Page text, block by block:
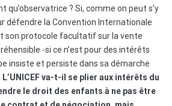
qu’observatrice ? Si, comme on peut s’y
défendre la Convention Internationale
son protocole facultatif sur la vente
-si ce n’est pour des intérêts
insiste et persiste dans sa démarche
L’UNICEF va-t-il se plier aux intérêts du
le droit des enfants à ne pas être